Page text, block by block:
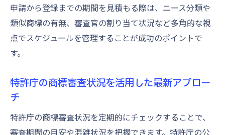
特許庁の商標審査状況をチェックするメリ
ット
商標審査期間の最新データ活用で先を読む
術
化
申請から登録までの期間を見積もる際は、ニース分類や
類似商標の有無、審査官の割り当て状況など多角的な視
点でスケジュールを管理することが成功のポイントで
す。
特許庁の商標審査状況を活用した最新アプロー
チ
特許庁の商標審査状況を定期的にチェックすることで、
審査期間の目安や混雑状況を把握できます。特許庁の公